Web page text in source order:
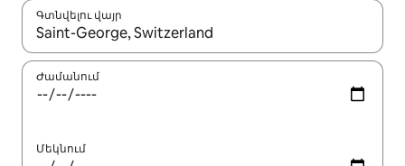
Գտնվելու վայր
Երբ արդյունքները հասանելի լինեն, սլաքների
Ժամանում
Մեկնում